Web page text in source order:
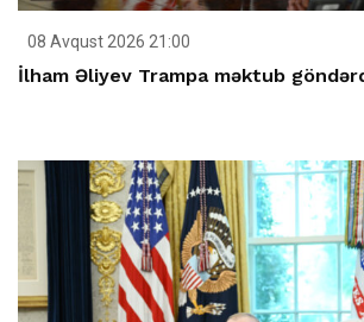
08 Avqust 2026 21:00
İlham Əliyev Trampa məktub